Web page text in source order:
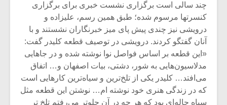
چند سالی است برگزاری نشست خبری برای برگزاری
کنسرتها مرسوم شده؛ طبق همین رسم، علیزاده و
درویشی نیز چندی پیش پای میز خبرنگاران نشستند و با
آنان گفتگو کردند. درویشی در توصیف قطعه کلیدر گفت:
«این قطعه بر اساس فواصل نوا نوشته شده و در جاهایی
مدلاسیون‌هایی به شور، دشتی، بیات اصفهان و… اتفاق
می‌افتد… کلیدر یکی از تلخ‌ترین و سیاه‌ترین کار‌هایی است
که در زندگی هنری خود نوشته ام… نوشتن این قطعه مثل
سیاه چاله‌‌ای بود که هر چه در آن جلوتر می‌رفتم تلخ تر